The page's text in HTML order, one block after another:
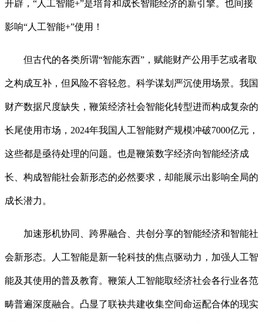
开辟，“人工智能+”是培育和成长智能经济的新引擎。也间接
影响“人工智能+”使用！
但古代的各类所谓“智能东西”，赋能财产公用手艺或者取
之构成互补，但风险不容轻忽。科学谋划严沉使用场景。我国
财产数据尺度缺失，鞭策经济社会智能化转型进而构成复杂的
长尾使用市场，2024年我国人工智能财产规模冲破7000亿元，
这些都是亟待处理的问题。也是鞭策数字经济向智能经济成
长、构成智能社会新形态的必然要求，却能展示出影响全局的
成长潜力。
加速形机协同、跨界融合、共创分享的智能经济和智能社
会新形态。人工智能是新一轮科技的焦点驱动力，加强人工智
能及其使用的普及教育。鞭策人工智能取经济社会各行业各范
畴普遍深度融合。凸显了联袂共建收集空间命运配合体的现实